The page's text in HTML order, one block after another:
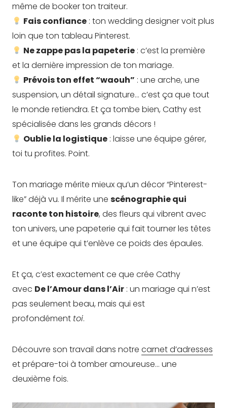
même de booker ton traiteur.
Fais confiance : ton wedding designer voit plus
loin que ton tableau Pinterest.
Ne zappe pas la papeterie : c’est la première
et la dernière impression de ton mariage.
Prévois ton effet “waouh” : une arche, une
suspension, un détail signature… c’est ça que tout
le monde retiendra. Et ça tombe bien, Cathy est
spécialisée dans les grands décors !
Oublie la logistique : laisse une équipe gérer,
toi tu profites. Point.
Ton mariage mérite mieux qu’un décor “Pinterest-
like” déjà vu. Il mérite une scénographie qui
raconte ton histoire, des fleurs qui vibrent avec
ton univers, une papeterie qui fait tourner les têtes
et une équipe qui t’enlève ce poids des épaules.
Et ça, c’est exactement ce que crée Cathy
avec De l’Amour dans l’Air : un mariage qui n’est
pas seulement beau, mais qui est
profondément toi.
Découvre son travail dans notre carnet d’adresses
et prépare-toi à tomber amoureuse… une
deuxième fois.